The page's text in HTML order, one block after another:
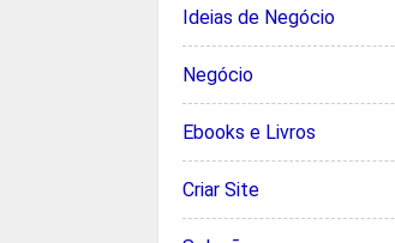
Ideias de Negócio
Negócio
Ebooks e Livros
Criar Site